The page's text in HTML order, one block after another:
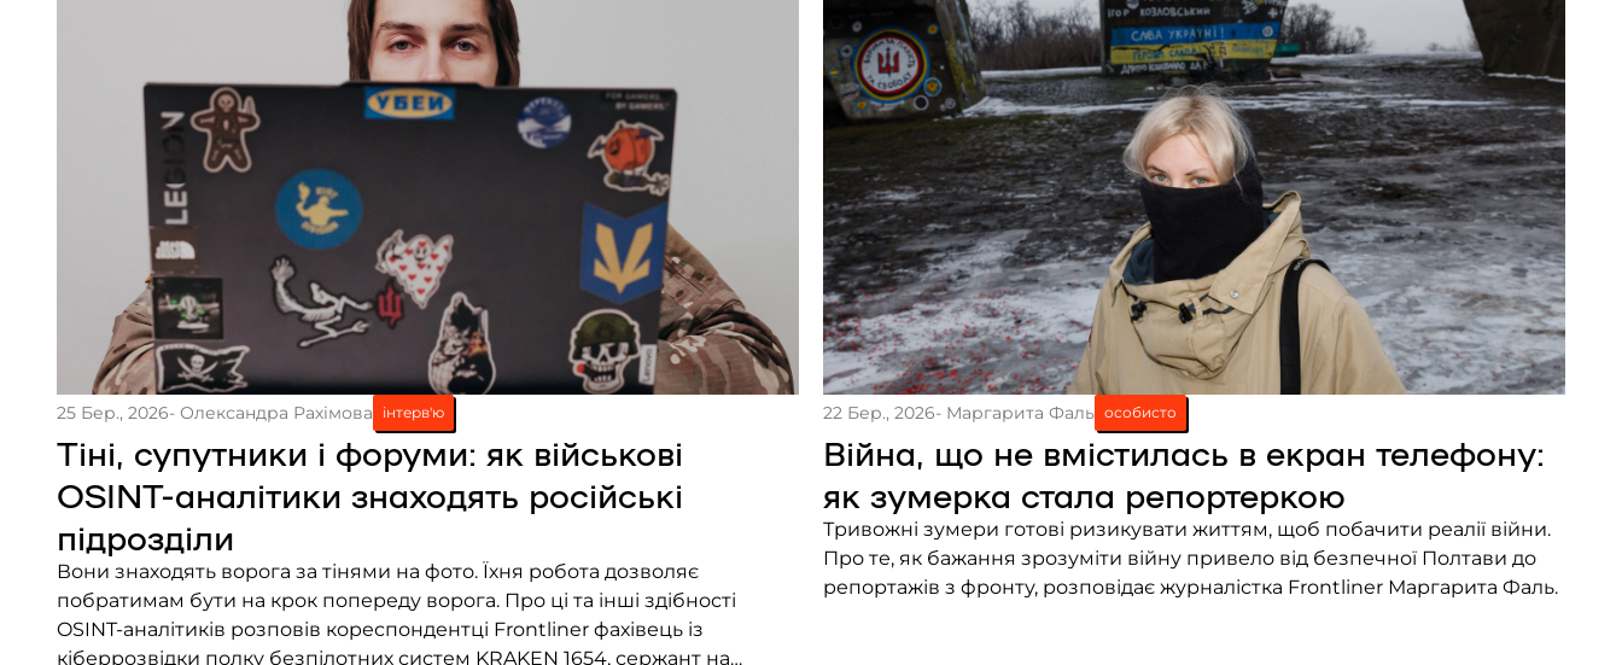
25 Бер., 2026- Олександра Рахімова інтерв'ю
Тіні, супутники і форуми: як військові
OSINT-аналітики знаходять російські
підрозділи
Вони знаходять ворога за тінями на фото. Їхня робота дозволяє
побратимам бути на крок попереду ворога. Про ці та інші здібності
OSINT-аналітиків розповів кореспондентці Frontliner фахівець із
кіберрозвідки полку безпілотних систем KRAKEN 1654, сержант на
22 Бер., 2026- Маргарита Фаль особисто
Війна, що не вмістилась в екран телефону:
як зумерка стала репортеркою
Тривожні зумери готові ризикувати життям, щоб побачити реалії війни.
Про те, як бажання зрозуміти війну привело від безпечної Полтави до
репортажів з фронту, розповідає журналістка Frontliner Маргарита Фаль.